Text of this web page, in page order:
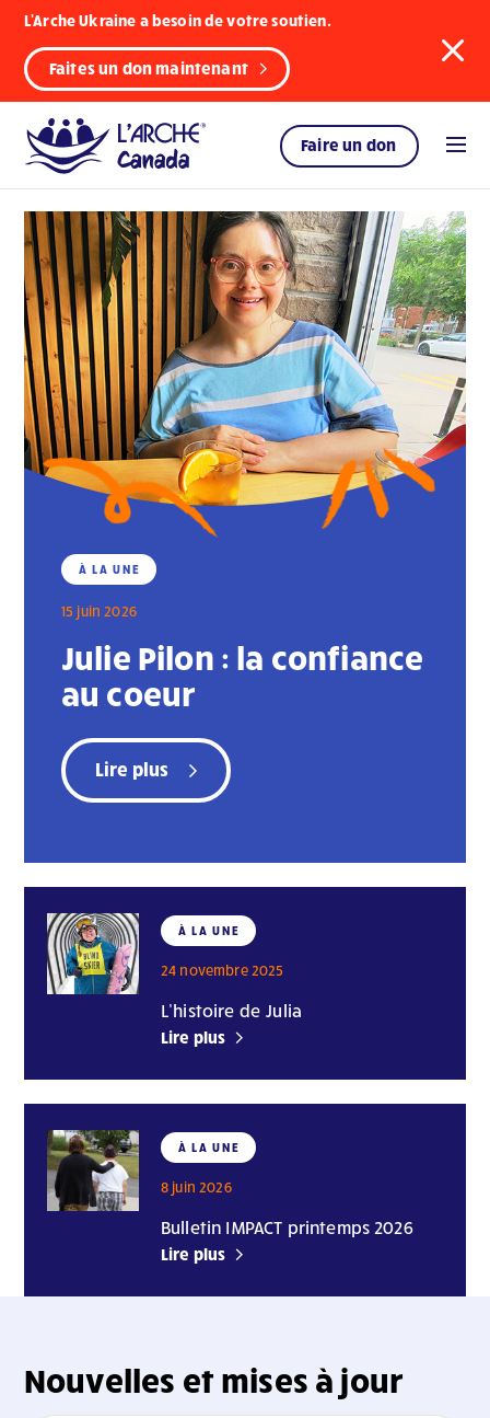
L'Arche Ukraine a besoin de votre soutien.
Faites un don maintenant
Faire un don
À LA UNE
24 novembre 2025
L’histoire de Julia
Lire plus
À LA UNE
8 juin 2026
Bulletin IMPACT printemps 2026
Lire plus
À LA UNE
15 juin 2026
Julie Pilon : la confiance
au coeur
Lire plus
Nouvelles et mises à jour